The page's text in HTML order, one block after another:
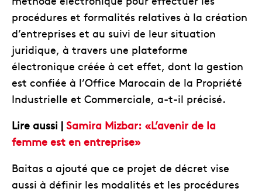
procédures et formalités relatives à la création
d’entreprises et au suivi de leur situation
juridique, à travers une plateforme
électronique créée à cet effet, dont la gestion
est confiée à l’Office Marocain de la Propriété
Industrielle et Commerciale, a-t-il précisé.
Lire aussi | Samira Mizbar: «L’avenir de la
femme est en entreprise»
Baitas a ajouté que ce projet de décret vise
aussi à définir les modalités et les procédures